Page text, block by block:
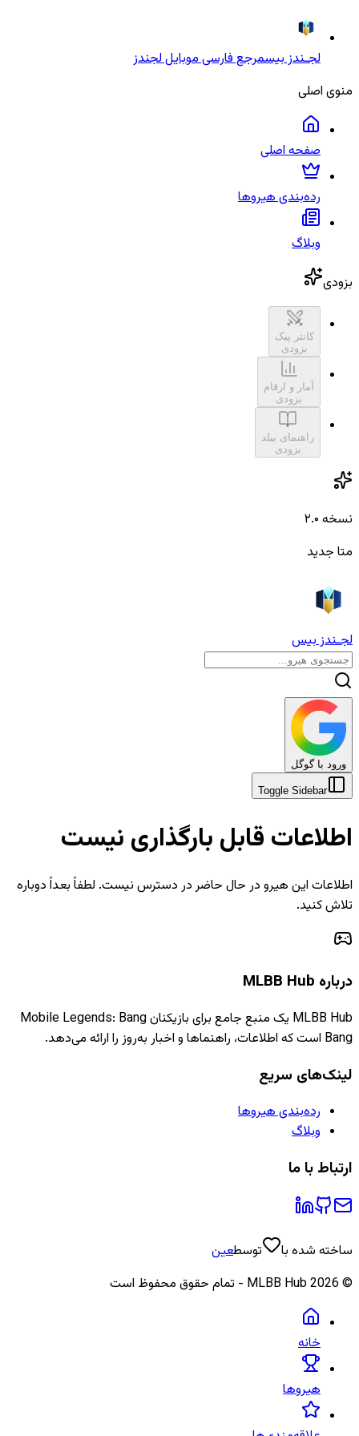
لجـندز بیسمرجع فارسی موبایل لجندز
منوی اصلی
صفحه اصلی
رده‌بندی هیروها
وبلاگ
بزودی
کانتر پیک
بزودی
آمار و ارقام
بزودی
راهنمای بیلد
بزودی
نسخه ۲.۰
متا جدید
لجـندز بیس
ورود با گوگل
Toggle Sidebar
اطلاعات قابل بارگذاری نیست
اطلاعات این هیرو در حال حاضر در دسترس نیست. لطفاً بعداً دوباره
تلاش کنید.
درباره MLBB Hub
MLBB Hub یک منبع جامع برای بازیکنان Mobile Legends: Bang
Bang است که اطلاعات، راهنماها و اخبار به‌روز را ارائه می‌دهد.
لینک‌های سریع
رده‌بندی هیروها
وبلاگ
ارتباط با ما
ساخته شده با توسطعین
©
2026
خانه
هیروها